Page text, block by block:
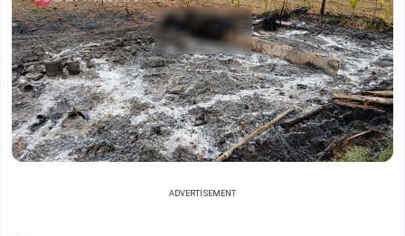
ADVERTISEMENT